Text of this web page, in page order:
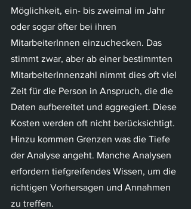
Möglichkeit, ein- bis zweimal im Jahr
oder sogar öfter bei ihren
MitarbeiterInnen einzuchecken. Das
stimmt zwar, aber ab einer bestimmten
MitarbeiterInnenzahl nimmt dies oft viel
Zeit für die Person in Anspruch, die die
Daten aufbereitet und aggregiert. Diese
Kosten werden oft nicht berücksichtigt.
Hinzu kommen Grenzen was die Tiefe
der Analyse angeht. Manche Analysen
erfordern tiefgreifendes Wissen, um die
richtigen Vorhersagen und Annahmen
zu treffen.